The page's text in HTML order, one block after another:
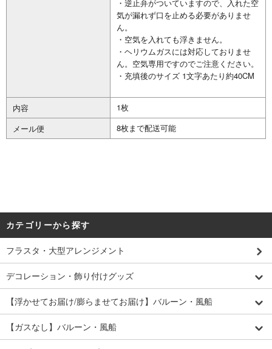
・逆止弁がついていますので、入れた空
気が漏れず口を止める必要がありませ
ん。
・空気を入れても浮きません。
・ヘリウムガスには対応しておりませ
ん。空気専用ですのでご注意ください。
・充填後のサイズ 1文字あたり約40CM
内容
1枚
メール便
8枚まで配送可能
カテゴリーから探す
フラスタ・大型アレンジメント
デコレーション・飾り付けグッズ
【浮かせてお届け/膨らませてお届け】バルーン・風船
【ガスなし】バルーン・風船